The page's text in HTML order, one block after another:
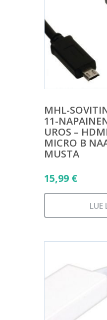
MHL-
11-
UROS –
MICRO B
MUSTA
15,99 €
LUE